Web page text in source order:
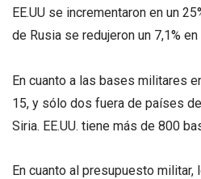
EE.UU se incrementaron en un
de Rusia se redujeron un 7,1%
En cuanto a las bases militares
15, y sólo dos fuera de países
Siria. EE.UU. tiene más de 800
En cuanto al presupuesto